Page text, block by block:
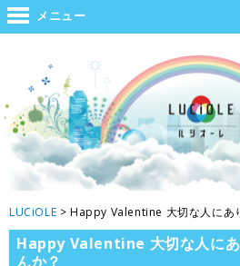
世界と大阪をつなぐジャンクション。旅をす
メニュー
LUCiOLE >Happy Valentine 大切な人にあ
Happy Valentine 大切な人にあ
んか？